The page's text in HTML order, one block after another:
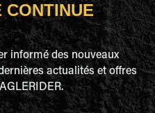
CONTINUE
informé des nouveaux
actualités et offres